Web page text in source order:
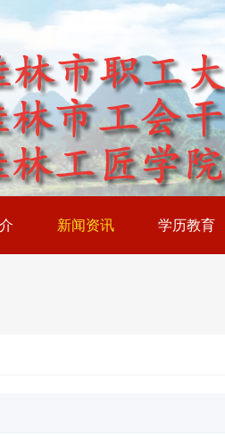
新闻资讯 学历教育